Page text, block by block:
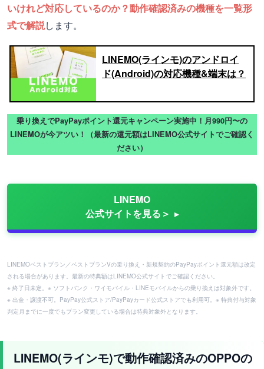
いけれど対応しているのか？動作確認済みの機種を一覧形
式で解説します。
LINEMO(ラインモ)のアンドロイ
ド(Android)の対応機種&端末は？
乗り換えでPayPayポイント還元キャンペーン実施中！月990円〜の
LINEMOが今アツい！（最新の還元額はLINEMO公式サイトでご確認く
ださい）
LINEMO
公式サイトを見る＞
LINEMOベストプラン／ベストプランVの乗り換え・新規契約のPayPayポイント還元額は改定
される場合があります。最新の特典額はLINEMO公式サイトでご確認ください。
※ 終了日未定。※ ソフトバンク・ワイモバイル・LINEモバイルからの乗り換えは対象外です。
※ 出金・譲渡不可。PayPay公式ストア/PayPayカード公式ストアでも利用可。※ 特典付与対象
判定月までに一度でもプラン変更している場合は特典対象外となります。
LINEMO(ラインモ)で動作確認済みのOPPOの